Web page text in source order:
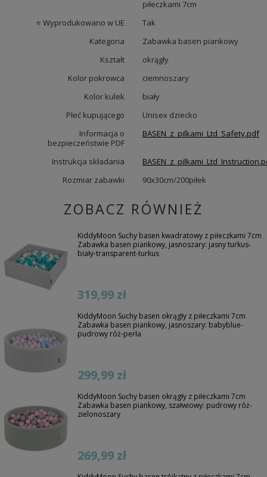
piłeczkami 7cm
⭐ Wyprodukowano w UE
Tak
Kategoria
Zabawka basen piankowy
Kształt
okrągły
Kolor pokrowca
ciemnoszary
Kolor kulek
biały
Płeć kupującego
Unisex dziecko
Informacja o
bezpieczeństwie PDF
BASEN_z_pilkami_Ltd_Safety.pdf
Instrukcja składania
Rozmiar zabawki
90x30cm/200piłek
ZOBACZ RÓWNIEŻ
KiddyMoon Suchy basen kwadratowy z piłeczkami 7cm
Zabawka basen piankowy, jasnoszary: jasny turkus-
biały-transparent-turkus
319,99 zł
KiddyMoon Suchy basen okrągły z piłeczkami 7cm
Zabawka basen piankowy, jasnoszary: babyblue-
pudrowy róż-perła
299,99 zł
KiddyMoon Suchy basen okrągły z piłeczkami 7cm
Zabawka basen piankowy, szałwiowy: pudrowy róż-
zielonoszary
269,99 zł